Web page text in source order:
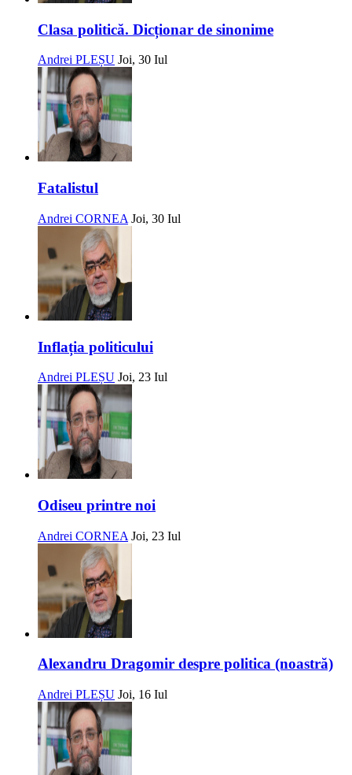
Clasa politică. Dicționar de sinonime
Andrei PLEȘU Joi, 30 Iul
Fatalistul
Andrei CORNEA Joi, 30 Iul
Inflația politicului
Andrei PLEȘU Joi, 23 Iul
Odiseu printre noi
Andrei CORNEA Joi, 23 Iul
Alexandru Dragomir despre politica (noastră)
Andrei PLEȘU Joi, 16 Iul